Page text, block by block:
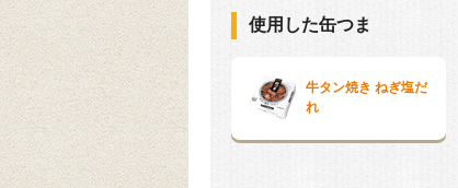
使用した缶つま
牛タン焼き ねぎ塩だ
れ